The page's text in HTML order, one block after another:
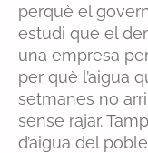
perquè el
estudi que el
una empresa
per què l’aigua
setmanes no
sense rajar.
d’aigua del